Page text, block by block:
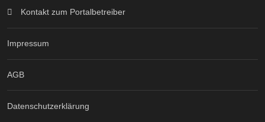
Kontakt zum Portalbetreiber
Impressum
AGB
Datenschutzerklärung